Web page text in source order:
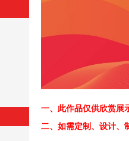
一、 此作品仅供欣赏展
二、 如需定制、设计、